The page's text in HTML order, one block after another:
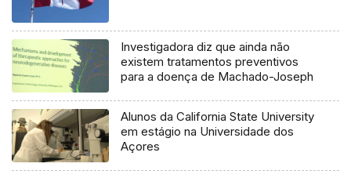
Investigadora diz que ainda não
existem tratamentos preventivos
para a doença de Machado-Joseph
Alunos da California State University
em estágio na Universidade dos
Açores